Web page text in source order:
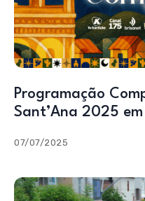
Programação
Sant’Ana 2025
07/07/2025